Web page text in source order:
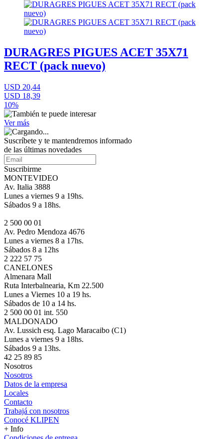
DURAGRES PIGUES ACET 35X71
RECT (pack nuevo)
USD 20,44
USD 18,39
10%
Ver más
Suscríbete y te mantendremos informado
de las últimas novedades
Suscribirme
MONTEVIDEO
Av. Italia 3888
Lunes a viernes 9 a 19hs.
Sábados 9 a 18hs.
2 500 00 01
Av. Pedro Mendoza 4676
Lunes a viernes 8 a 17hs.
Sábados 8 a 12hs
2 222 57 75
CANELONES
Almenara Mall
Ruta Interbalnearia, Km 22.500
Lunes a Viernes 10 a 19 hs.
Sábados de 10 a 14 hs.
2 500 00 01 int. 550
MALDONADO
Av. Lussich esq. Lago Maracaibo (C1)
Lunes a viernes 9 a 18hs.
Sábados 9 a 13hs.
42 25 89 85
Nosotros
Nosotros
Datos de la empresa
Locales
Contacto
Trabajá con nosotros
Conocé KLIPEN
+ Info